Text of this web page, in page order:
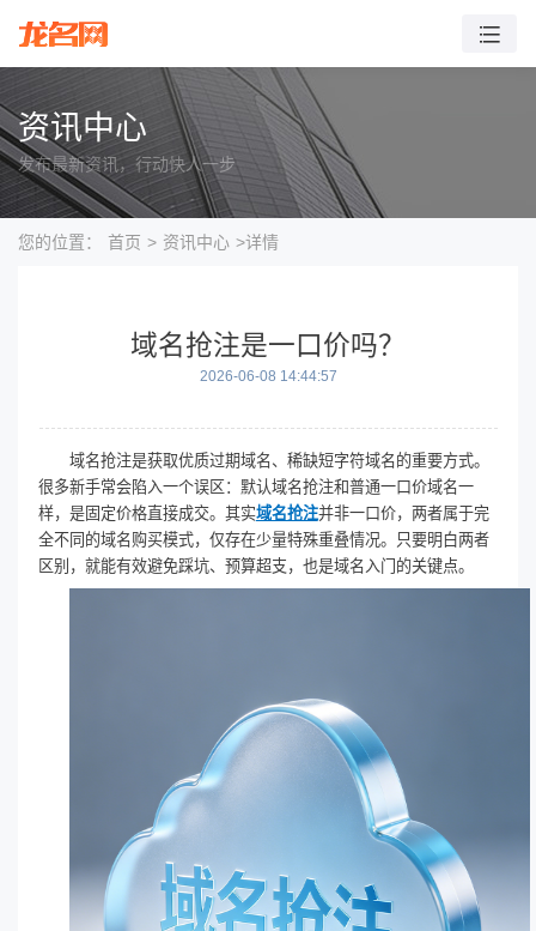
资讯中心
发布最新资讯，行动快人一步
您的位置： 首页 > 资讯中心 >详情
域名抢注是一口价吗？
2026-06-08 14:44:57
域名抢注是获取优质过期域名、稀缺短字符域名的重要方式。
很多新手常会陷入一个误区：默认域名抢注和普通一口价域名一
样，是固定价格直接成交。其实域名抢注并非一口价，两者属于完
全不同的域名购买模式，仅存在少量特殊重叠情况。只要明白两者
区别，就能有效避免踩坑、预算超支，也是域名入门的关键点。